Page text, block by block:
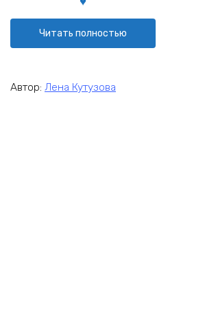
Читать полностью
Автор: Лена Кутузова